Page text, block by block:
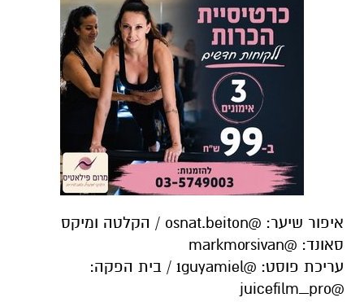
איפור שיער: @osnat.beiton / הקלטה ומיקס
סאונד: @markmorsivan
עריכת פוסט: @1guyamiel / בית הפקה: